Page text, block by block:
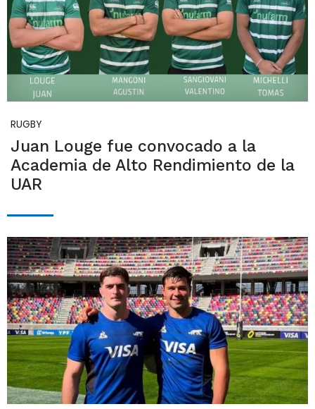
RUGBY
Juan Louge fue convocado a la
Academia de Alto Rendimiento de la
UAR